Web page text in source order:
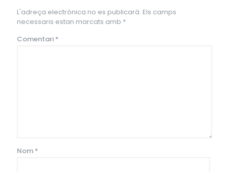
L'adreça electrònica no es publicarà. Els camps
necessaris estan marcats amb *
Comentari *
Nom *